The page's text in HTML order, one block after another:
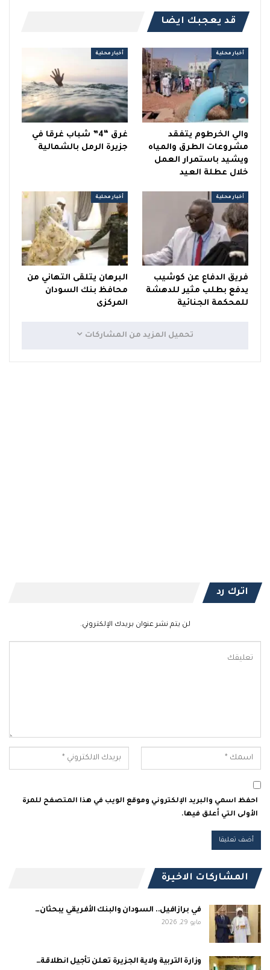
قد يعجبك ايضا
أخبار محلية
والي الخرطوم يتفقد
مشروعات الطرق والمياه
ويشيد باستمرار العمل
خلال عطلة العيد
أخبار محلية
غرق “4” شباب غرقا في
جزيرة الرمل بالشمالية
أخبار محلية
فريق الدفاع عن كوشيب
يدفع بطلب مثير للدهشة
للمحكمة الجنائية
أخبار محلية
البرهان يتلقى التهاني من
محافظ بنك السودان
المركزى
تحميل المزيد من المشاركات
اترك رد
لن يتم نشر عنوان بريدك الإلكتروني.
احفظ اسمي والبريد الإلكتروني وموقع الويب في هذا المتصفح للمرة
الأولى التي أعلق فيها.
المشاركات الاخيرة
في برازافيل.. السودان والبنك الأفريقي يبحثان…
مايو 29, 2026
وزارة التربية ولاية الجزيرة تعلن تأجيل انطلاقة…